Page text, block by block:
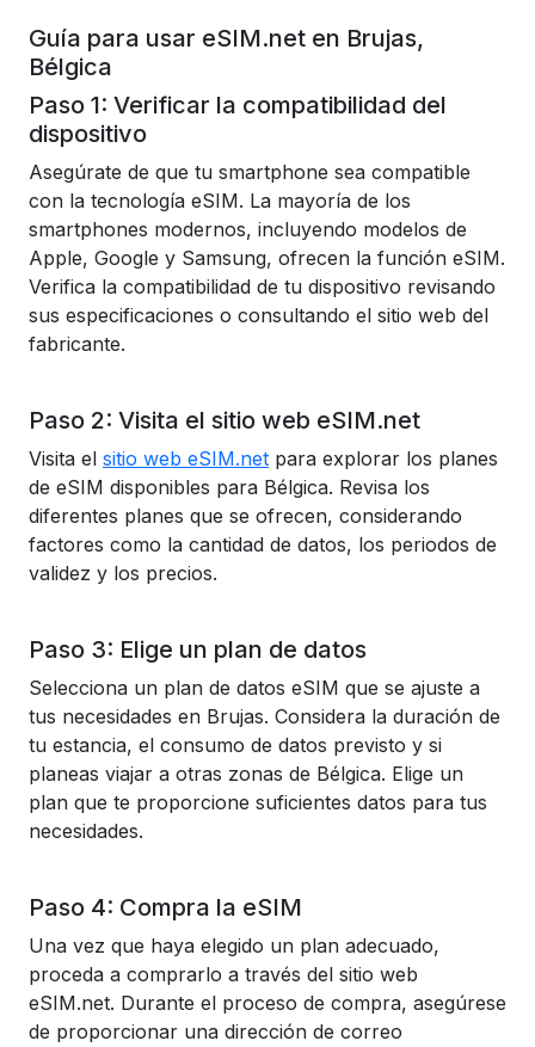
Guía para usar eSIM.net en Brujas,
Bélgica
Paso 1: Verificar la compatibilidad del
dispositivo
Asegúrate de que tu smartphone sea compatible
con la tecnología eSIM. La mayoría de los
smartphones modernos, incluyendo modelos de
Apple, Google y Samsung, ofrecen la función eSIM.
Verifica la compatibilidad de tu dispositivo revisando
sus especificaciones o consultando el sitio web del
fabricante.
Paso 2: Visita el sitio web eSIM.net
Visita el sitio web eSIM.net para explorar los planes
de eSIM disponibles para Bélgica. Revisa los
diferentes planes que se ofrecen, considerando
factores como la cantidad de datos, los periodos de
validez y los precios.
Paso 3: Elige un plan de datos
Selecciona un plan de datos eSIM que se ajuste a
tus necesidades en Brujas. Considera la duración de
tu estancia, el consumo de datos previsto y si
planeas viajar a otras zonas de Bélgica. Elige un
plan que te proporcione suficientes datos para tus
necesidades.
Paso 4: Compra la eSIM
Una vez que haya elegido un plan adecuado,
proceda a comprarlo a través del sitio web
eSIM.net. Durante el proceso de compra, asegúrese
de proporcionar una dirección de correo